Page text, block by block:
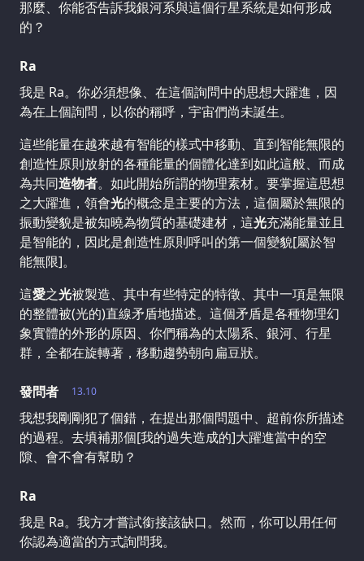
那麼、你能否告訴我銀河系與這個行星系統是如何形成
的？
Ra
我是 Ra。你必須想像、在這個詢問中的思想大躍進，因
為在上個詢問，以你的稱呼，宇宙們尚未誕生。
這些能量在越來越有智能的樣式中移動、直到智能無限的
創造性原則放射的各種能量的個體化達到如此這般、而成
為共同造物者。如此開始所謂的物理素材。要掌握這思想
之大躍進，領會光的概念是主要的方法，這個屬於無限的
振動變貌是被知曉為物質的基礎建材，這光充滿能量並且
是智能的，因此是創造性原則呼叫的第一個變貌[屬於智
能無限]。
這愛之光被製造、其中有些特定的特徵、其中一項是無限
的整體被(光的)直線矛盾地描述。這個矛盾是各種物理幻
象實體的外形的原因、你們稱為的太陽系、銀河、行星
群，全都在旋轉著，移動趨勢朝向扁豆狀。
13.10
發問者
我想我剛剛犯了個錯，在提出那個問題中、超前你所描述
的過程。去填補那個[我的過失造成的]大躍進當中的空
隙、會不會有幫助？
Ra
我是 Ra。我方才嘗試銜接該缺口。然而，你可以用任何
你認為適當的方式詢問我。